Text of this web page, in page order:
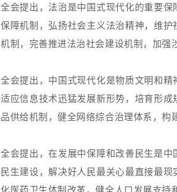
全会提出，法治是中国式现代化的重要
保障机制，弘扬社会主义法治精神，维
机制，完善推进法治社会建设机制，加强
全会提出，中国式现代化是物质文明和
适应信息技术迅猛发展新形势，培育形
品供给机制，健全网络综合治理体系，构
全会提出，在发展中保障和改善民生是
民生建设，解决好人民最关心最直接最
化医药卫生体制改革，健全人口发展支持